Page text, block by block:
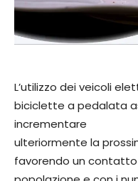
L’utilizzo dei veicoli
biciclette a pedalata
incrementare
ulteriormente la
favorendo un